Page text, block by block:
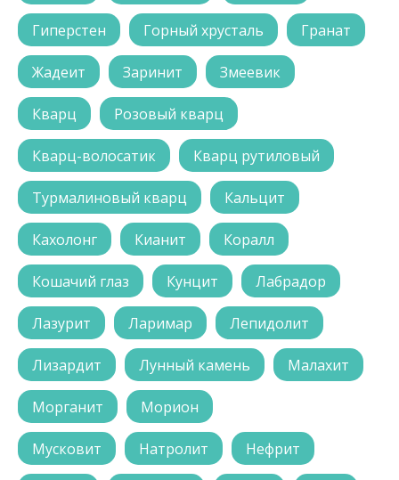
Гиперстен Горный хрусталь Гранат
Жадеит Заринит Змеевик
Кварц Розовый кварц
Кварц-волосатик Кварц рутиловый
Турмалиновый кварц Кальцит
Кахолонг Кианит Коралл
Кошачий глаз Кунцит Лабрадор
Лазурит Ларимар Лепидолит
Лизардит Лунный камень Малахит
Морганит Морион
Мусковит Натролит Нефрит